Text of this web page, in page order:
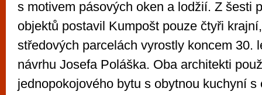
s motivem pásových oken a lodžií. Z šesti
objektů postavil Kumpošt pouze čtyři
středových parcelách vyrostly koncem 30.
návrhu Josefa Poláška. Oba architekti
jednopokojového bytu s obytnou kuchyní